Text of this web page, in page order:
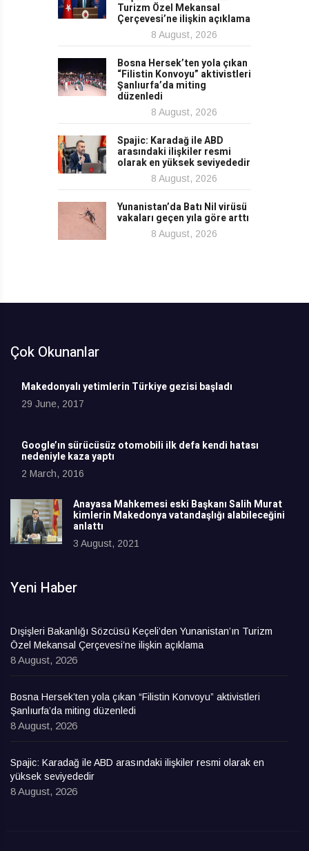
Turizm Özel Mekansal
Çerçevesi’ne ilişkin açıklama
8 August, 2026
Bosna Hersek’ten yola çıkan
“Filistin Konvoyu” aktivistleri
Şanlıurfa’da miting
düzenledi
8 August, 2026
Spajic: Karadağ ile ABD
arasındaki ilişkiler resmi
olarak en yüksek seviyededir
8 August, 2026
Yunanistan’da Batı Nil virüsü
vakaları geçen yıla göre arttı
8 August, 2026
Çok Okunanlar
Makedonyalı yetimlerin Türkiye gezisi başladı
29 June, 2017
Google’ın sürücüsüz otomobili ilk defa kendi hatası
nedeniyle kaza yaptı
2 March, 2016
Anayasa Mahkemesi eski Başkanı Salih Murat
kimlerin Makedonya vatandaşlığı alabileceğini
anlattı
3 August, 2021
Yeni Haber
Dışişleri Bakanlığı Sözcüsü Keçeli’den Yunanistan’ın Turizm
Özel Mekansal Çerçevesi’ne ilişkin açıklama
8 August, 2026
Bosna Hersek’ten yola çıkan “Filistin Konvoyu” aktivistleri
Şanlıurfa’da miting düzenledi
8 August, 2026
Spajic: Karadağ ile ABD arasındaki ilişkiler resmi olarak en
yüksek seviyededir
8 August, 2026